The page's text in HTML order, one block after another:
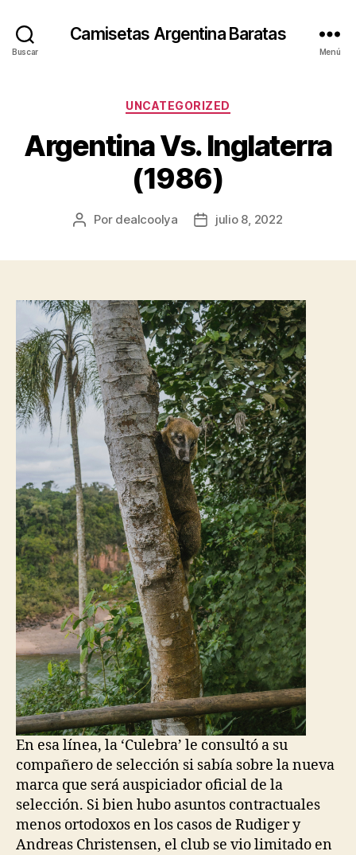
Buscar
Camisetas Argentina Baratas
Menú
Categorías
UNCATEGORIZED
Argentina Vs. Inglaterra
(1986)
Autor
Por dealcoolya
Fechajulio 8, 2022
En esa línea, la ‘Culebra’ le consultó a su
compañero de selección si sabía sobre la nueva
marca que será auspiciador oficial de la
selección. Si bien hubo asuntos contractuales
menos ortodoxos en los casos de Rudiger y
Andreas Christensen, el club se vio limitado en